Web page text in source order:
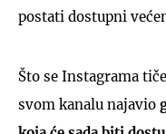
postati dostupni
Što se Instagrama
svom kanalu najavio